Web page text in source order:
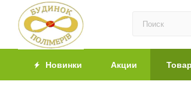
Новинки Акции